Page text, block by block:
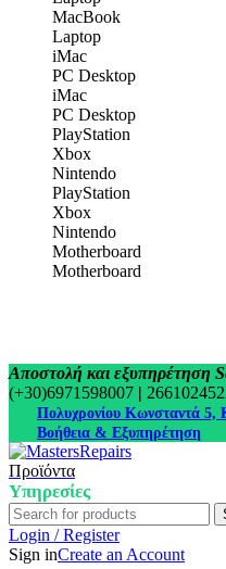
MacBook
Laptop
iMac
PC Desktop
iMac
PC Desktop
PlayStation
Xbox
Nintendo
PlayStation
Xbox
Nintendo
Motherboard
Motherboard
Αποστολή και εξυπηρέτηση
(+30)6971598007 |
Πολυχρονίου Κωνσταντά 5,
Βοήθεια & Εξυπηρέτηση
Προϊόντα
Υπηρεσίες
Login / Register
Sign inCreate an Account